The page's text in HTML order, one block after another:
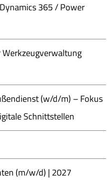
365 / Power
(w/d/m) – Fokus
Schnittstellen
(m/w/d) | 2027